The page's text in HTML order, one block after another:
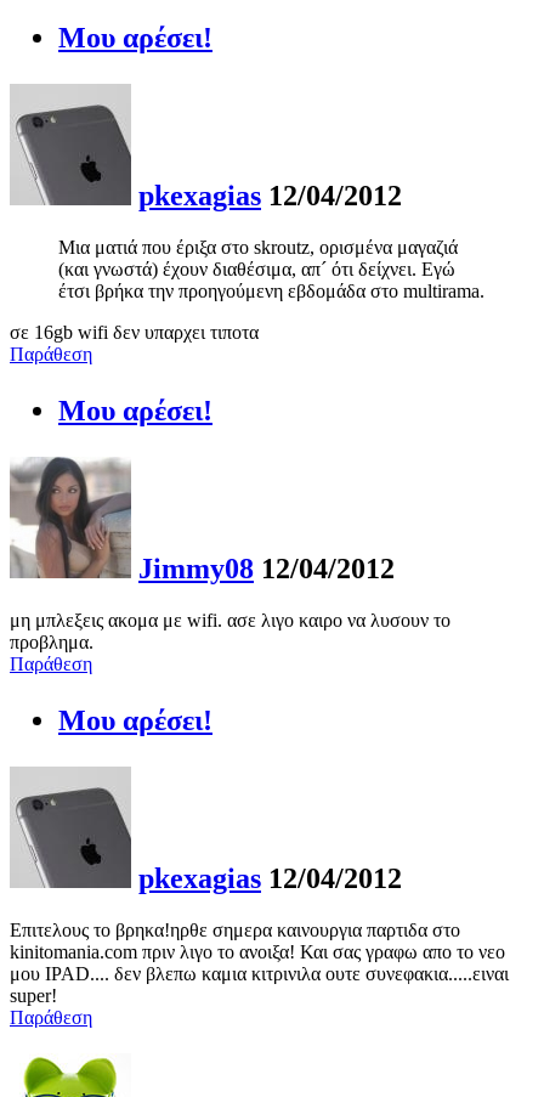
Μου αρέσει!
pkexagias 12/04/2012
Μια ματιά που έριξα στο skroutz, ορισμένα μαγαζιά
(και γνωστά) έχουν διαθέσιμα, απ´ ότι δείχνει. Εγώ
έτσι βρήκα την προηγούμενη εβδομάδα στο multirama.
σε 16gb wifi δεν υπαρχει τιποτα
Παράθεση
Μου αρέσει!
Jimmy08 12/04/2012
μη μπλεξεις ακομα με wifi. ασε λιγο καιρο να λυσουν το
προβλημα.
Παράθεση
Μου αρέσει!
pkexagias 12/04/2012
Επιτελους το βρηκα!ηρθε σημερα καινουργια παρτιδα στο
kinitomania.com πριν λιγο το ανοιξα! Και σας γραφω απο το νεο
μου IPAD.... δεν βλεπω καμια κιτρινιλα ουτε συνεφακια.....ειναι
super!
Παράθεση